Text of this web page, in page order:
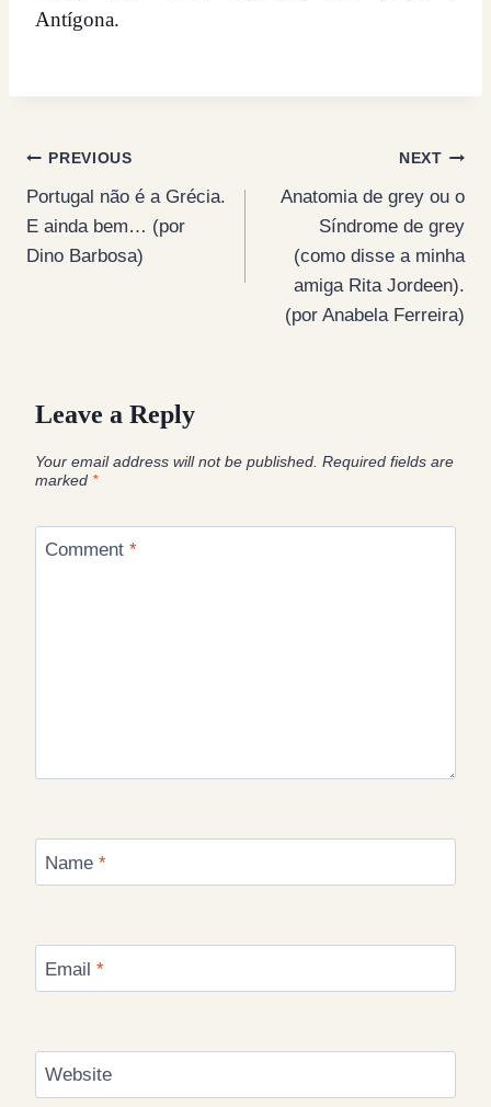
Antígona.
Post
navigation
PREVIOUS
Portugal não é a Grécia.
E ainda bem… (por
Dino Barbosa)
NEXT
Anatomia de grey ou o
Síndrome de grey
(como disse a minha
amiga Rita Jordeen).
(por Anabela Ferreira)
Leave a Reply
Your email address will not be published. Required fields are
marked *
Comment *
Name *
Email *
Website